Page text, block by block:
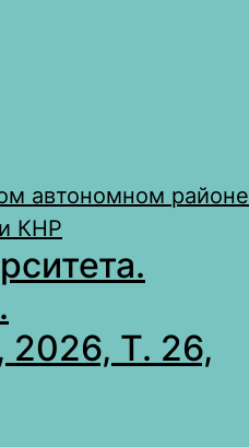
автономном районе
КНР
Т. 26,